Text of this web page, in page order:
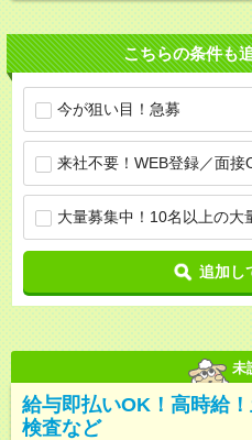
こちらの条件も
今が狙い目！急募
来社不要！WEB登録／面接
大量募集中！10名以上の大
追加し
未
給与即払いOK！高時給
検査など